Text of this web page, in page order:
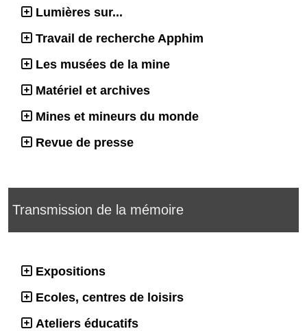
Lumières sur...
Travail de recherche Apphim
Les musées de la mine
Matériel et archives
Mines et mineurs du monde
Revue de presse
Transmission de la mémoire
Expositions
Ecoles, centres de loisirs
Ateliers éducatifs